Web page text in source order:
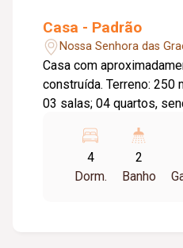
Casa - Padrão
Nossa Senhora das
Casa com
construída. Terreno: 250 m². O imóvel conta com:
03 salas; 04 quartos,
em blindex; Cozinha
Varanda; Churrasqueira;
garagem cobertas; Diferenciais: Toda murada;
4
Dorm.
2
Banho